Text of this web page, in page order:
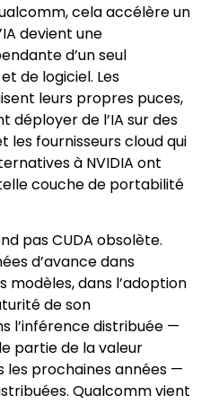
cela accélère un
devient une
d’un seul
de logiciel. Les
leurs propres puces,
déployer de l’IA sur des
les fournisseurs cloud qui
à NVIDIA ont
couche de portabilité
pas CUDA obsolète.
d’avance dans
modèles, dans l’adoption
de son
l’inférence distribuée —
partie de la valeur
les prochaines années —
Qualcomm vient